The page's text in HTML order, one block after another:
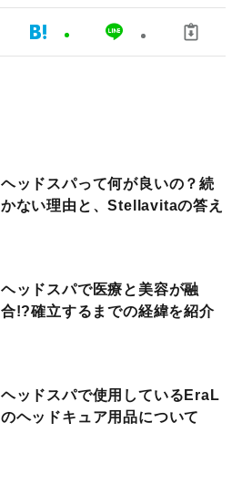
ヘッドスパって何が良いの？続
かない理由と、Stellavitaの答え
ヘッドスパで医療と美容が融
合!?確立するまでの経緯を紹介
ヘッドスパで使用しているEraL
のヘッドキュア用品について